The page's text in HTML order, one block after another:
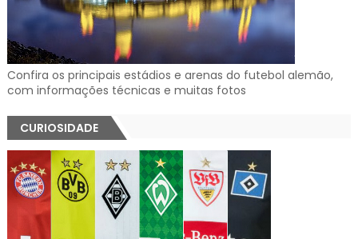
Confira os principais estádios e arenas do futebol alemão,
com informações técnicas e muitas fotos
CURIOSIDADE